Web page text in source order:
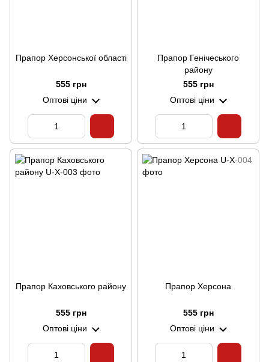
Прапор Херсонської області
555 грн
Оптові ціни
Прапор Генічеського
району
555 грн
Оптові ціни
Прапор Каховського району
555 грн
Оптові ціни
Прапор Херсона
555 грн
Оптові ціни